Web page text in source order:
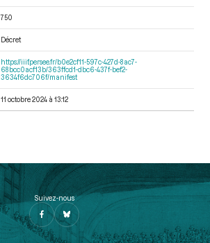
750
Décret
https://iiif.persee.fr/b0e2cf11-597c-427d-8ac7-
68bcc0acf13b/363ffcd1-dbc6-437f-bef2-
3634f6dc706f/manifest
11 octobre 2024 à 13:12
Suivez-nous